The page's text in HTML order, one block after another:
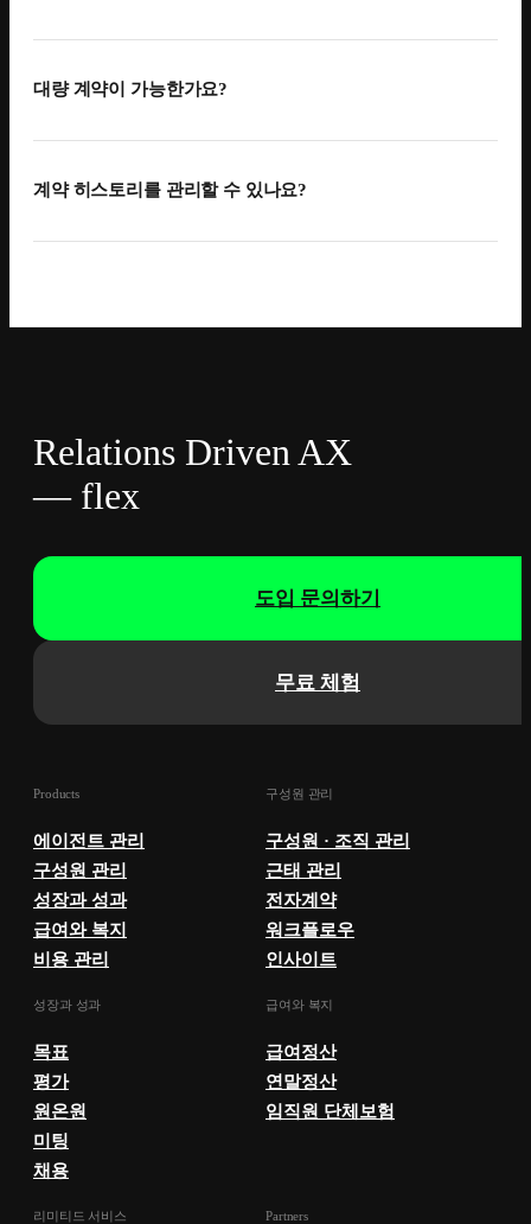
변환할 수 있습니다. 자동입력 필드 기능을 활용해 계약서
있습니다.
계약서를 확인하고 전자서명을 활용해 계약을 체결할 수
유용하게 활용할 수 있습니다.
대량 계약이 가능한가요?
번에 계약 요청을 할 수 있어요. 자동입력 필드 기능으로
반영됩니다. 계약 체결이 완료되었다면, 클릭 한 번으로
효율적입니다.
계약 히스토리를 관리할 수 있나요?
Relations Driven AX
— flex
무료 체험
도입 문의하기
Products
에이전트 관리
구성원 관리
성장과 성과
급여와 복지
비용 관리
구성원 관리
구성원 · 조직 관리
근태 관리
전자계약
워크플로우
인사이트
성장과 성과
목표
평가
원온원
미팅
채용
급여와 복지
급여정산
연말정산
임직원 단체보험
리미티드 서비스 Partners